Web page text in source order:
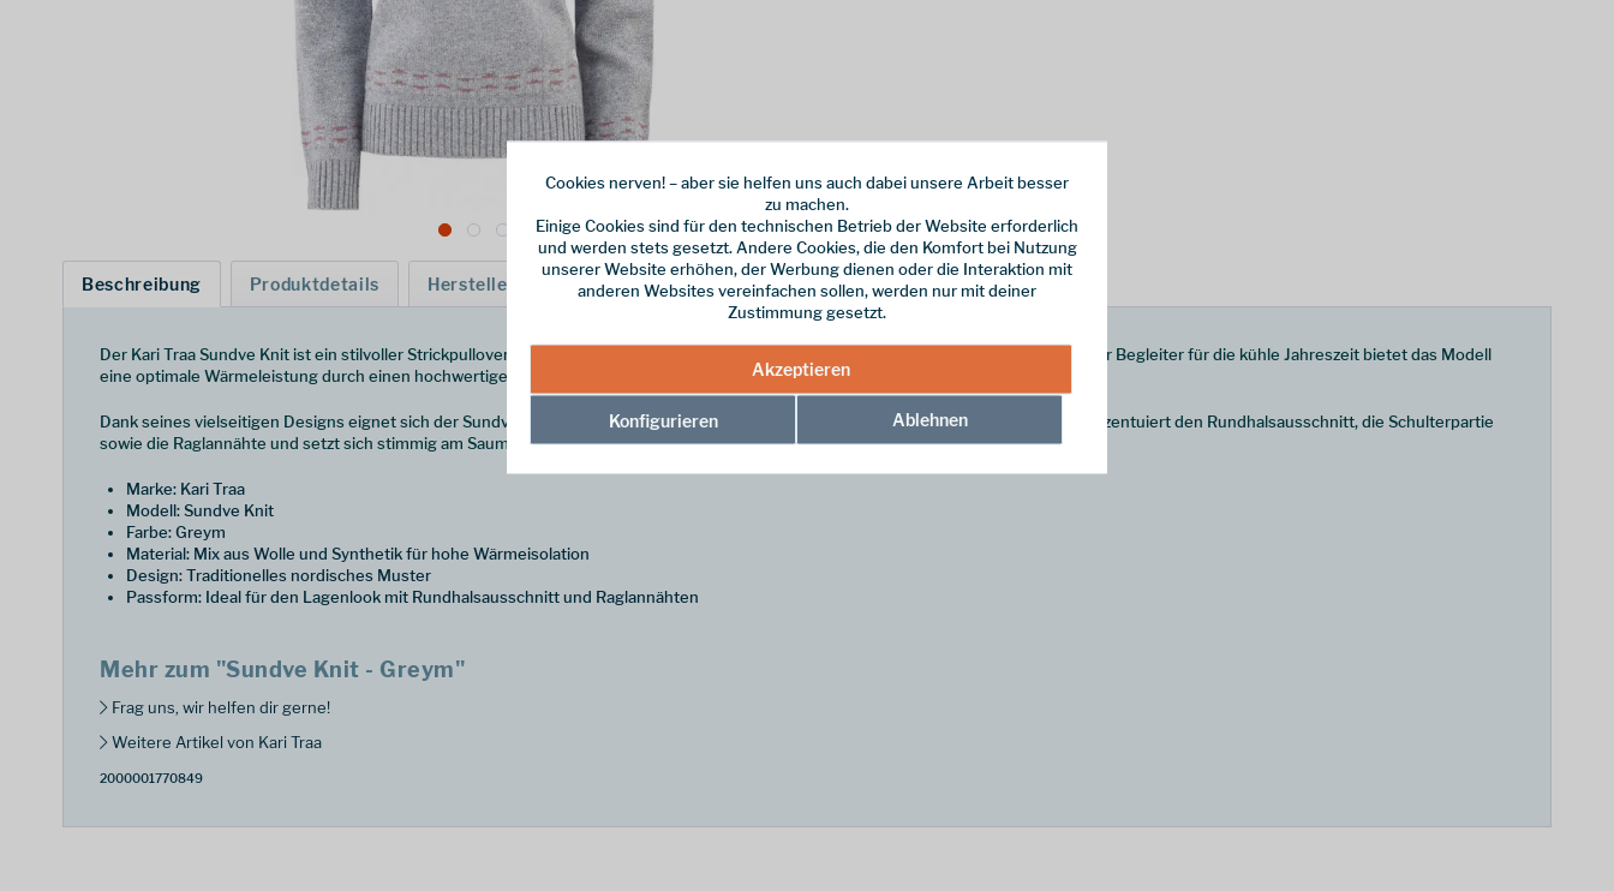
Beschreibung Produktdetails Hersteller
Der Kari Traa Sundve Knit ist ein stilvoller Strickpullover für Damen, der mit seinem klassischen nordischen Muster überzeugt. Als idealer Begleiter für die kühle Jahreszeit bietet das Modell
eine optimale Wärmeleistung durch einen hochwertigen Materialmix aus Wolle und Synthetik.
Dank seines vielseitigen Designs eignet sich der Sundve Knit hervorragend für den Lagenlook. Das markante skandinavische Muster akzentuiert den Rundhalsausschnitt, die Schulterpartie
sowie die Raglannähte und setzt sich stimmig am Saum sowie an den Bündchen fort.
Marke: Kari Traa
Modell: Sundve Knit
Farbe: Greym
Material: Mix aus Wolle und Synthetik für hohe Wärmeisolation
Design: Traditionelles nordisches Muster
Passform: Ideal für den Lagenlook mit Rundhalsausschnitt und Raglannähten
Mehr zum "Sundve Knit - Greym"
Frag uns, wir helfen dir gerne!
Weitere Artikel von Kari Traa
2000001770849
Cookies nerven! – aber sie helfen uns auch dabei unsere Arbeit besser
zu machen.
Einige Cookies sind für den technischen Betrieb der Website erforderlich
und werden stets gesetzt. Andere Cookies, die den Komfort bei Nutzung
unserer Website erhöhen, der Werbung dienen oder die Interaktion mit
anderen Websites vereinfachen sollen, werden nur mit deiner
Zustimmung gesetzt.
Akzeptieren
Konfigurieren Ablehnen